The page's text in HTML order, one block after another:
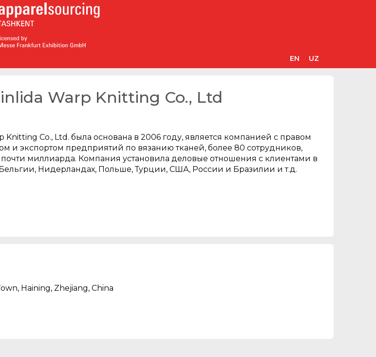
EN UZ
Warp Knitting Co., Ltd
Knitting Co., Ltd. была основана в 2006 году, является компанией с правом
и экспортом предприятий по вязанию тканей, более 80 сотрудников,
миллиарда. Компания установила деловые отношения с клиентами в
Нидерландах, Польше, Турции, США, России и Бразилии и т.д.
Haining, Zhejiang, China